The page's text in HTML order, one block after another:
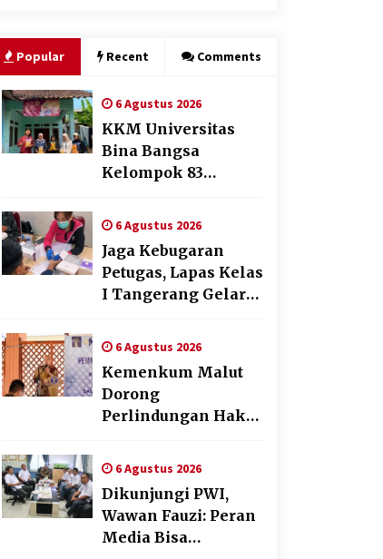
Ancaman Kebakaran Akibat
Fenomena El Niño
5 Agustus 2026
Popular Recent Comments
6 Agustus 2026
KKM Universitas
Bina Bangsa
Kelompok 83
Pendampingan
Pembuatan Spanduk
Sebagai Upaya
Memperkuat
Pemasaran UMKM
6 Agustus 2026
Jaga Kebugaran
Petugas, Lapas Kelas
I Tangerang Gelar
Gratis dan Skrining
TB Lanjutan
6 Agustus 2026
Kemenkum Malut
Dorong
Perlindungan Hak
Digital,
Sosialisasikan
Pencatatan Gratis
dan Penguatan
Royalti
6 Agustus 2026
Dikunjungi PWI,
Wawan Fauzi: Peran
Media Bisa